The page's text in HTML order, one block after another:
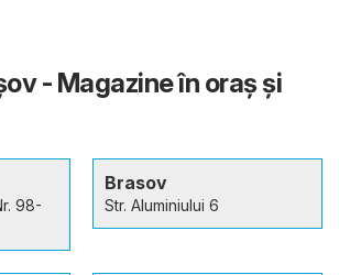
- Magazine în oraş şi
98-
Brasov
Str. Aluminiului 6